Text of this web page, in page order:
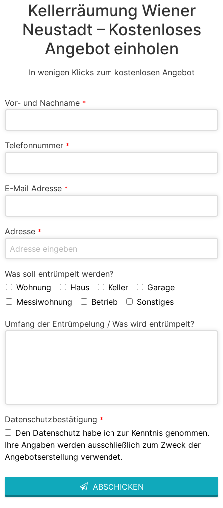
Kellerräumung Wiener
Neustadt – Kostenloses
Angebot einholen
In wenigen Klicks zum kostenlosen Angebot
Vor- und Nachname *
Telefonnummer *
E-Mail Adresse *
Adresse *
Was soll entrümpelt werden?
Wohnung
Haus Keller
Garage
Messiwohnung
Betrieb Sonstiges
Umfang der Entrümpelung / Was wird entrümpelt?
Datenschutzbestätigung *
Den Datenschutz habe ich zur Kenntnis genommen.
Ihre Angaben werden ausschließlich zum Zweck der
Angebotserstellung verwendet.
ABSCHICKEN